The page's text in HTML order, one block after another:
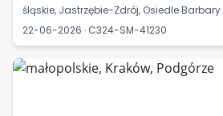
śląskie, Jastrzębie-Zdrój, Osiedle Barbary
22-06-2026 · C324-SM-41230